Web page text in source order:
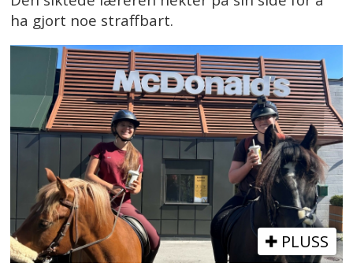
ha gjort noe straffbart.
PLUSS